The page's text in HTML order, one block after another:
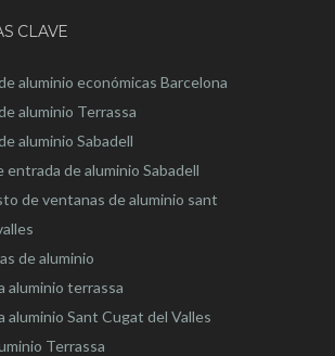
CLAVE
aluminio económicas Barcelona
aluminio Terrassa
aluminio Sabadell
entrada de aluminio Sabadell
de ventanas de aluminio sant
de aluminio
aluminio terrassa
aluminio Sant Cugat del Valles
Terrassa